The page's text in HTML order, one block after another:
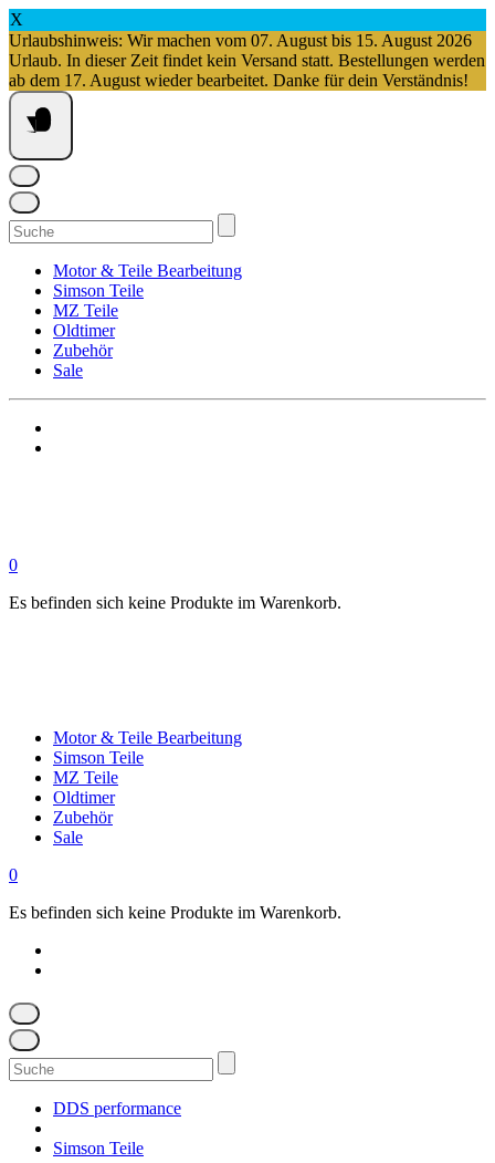
X
Urlaubshinweis: Wir machen vom 07. August bis 15. August 2026
Urlaub. In dieser Zeit findet kein Versand statt. Bestellungen werden
ab dem 17. August wieder bearbeitet. Danke für dein Verständnis!
Springe
zum
Inhalt
Suchen
nach:
Motor & Teile Bearbeitung
Simson Teile
MZ Teile
Oldtimer
Zubehör
Sale
0
Es befinden sich keine Produkte im Warenkorb.
Motor & Teile Bearbeitung
Simson Teile
MZ Teile
Oldtimer
Zubehör
Sale
0
Es befinden sich keine Produkte im Warenkorb.
Suchen
nach:
DDS performance
Simson Teile